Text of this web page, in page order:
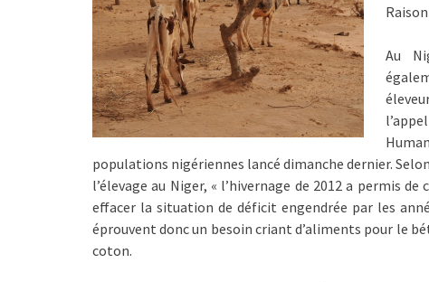
Au
populations nigériennes lancé dimanche dernier.
l’élevage au Niger, « l’hivernage de 2012 a permis
effacer la situation de déficit engendrée par les
éprouvent donc un besoin criant d’aliments pour le
coton.